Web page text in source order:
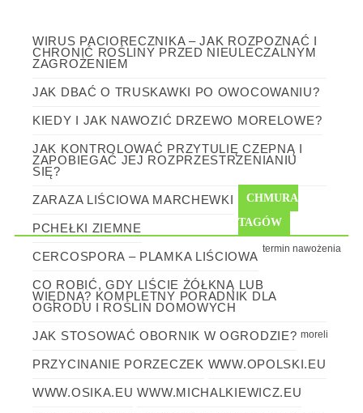
WIRUS PACIORECZNIKA – JAK ROZPOZNAĆ I
CHRONIĆ ROŚLINY PRZED NIEULECZALNYM
ZAGROŻENIEM
JAK DBAĆ O TRUSKAWKI PO OWOCOWANIU?
KIEDY I JAK NAWOZIĆ DRZEWO MORELOWE?
JAK KONTROLOWAĆ PRZYTULIĘ CZEPNĄ I
ZAPOBIEGAĆ JEJ ROZPRZESTRZENIANIU
SIĘ?
ZARAZA LIŚCIOWA MARCHEWKI
PCHEŁKI ZIEMNE
CERCOSPORA – PLAMKA LIŚCIOWA
CO ROBIĆ, GDY LIŚCIE ŻÓŁKNĄ LUB
WIĘDNĄ? KOMPLETNY PORADNIK DLA
OGRODU I ROŚLIN DOMOWYCH
JAK STOSOWAĆ OBORNIK W OGRODZIE?
PRZYCINANIE PORZECZEK WWW.OPOLSKI.EU
WWW.OSIKA.EU WWW.MICHALKIEWICZ.EU
CHMURA
TAGÓW
termin nawożenia
moreli